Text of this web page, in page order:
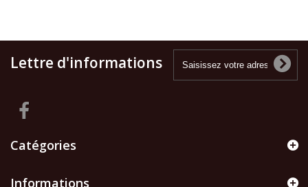
Lettre d'informations
Catégories
Informations